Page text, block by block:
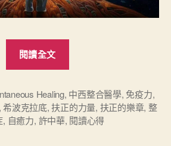
閱讀全文
痊
癒
之
Healing, 中西整合醫學, 免疫力,
希波克拉底,扶正的力量, 扶正的樂章, 整
, 自癒力, 許中華, 閱讀心得